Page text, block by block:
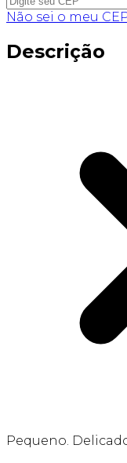
Não sei o meu
Descrição
Pequeno.